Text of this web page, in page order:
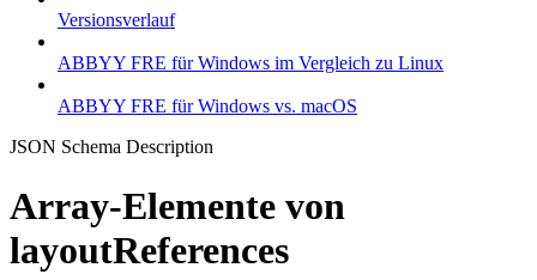
Versionsverlauf
ABBYY FRE für Windows im Vergleich zu Linux
ABBYY FRE für Windows vs. macOS
JSON Schema Description
Array-Elemente von
layoutReferences